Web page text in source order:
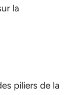
la
piliers de la